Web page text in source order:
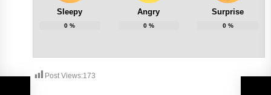
Sleepy
0 %
Angry
0%
Surprise
0%
Post Views:173